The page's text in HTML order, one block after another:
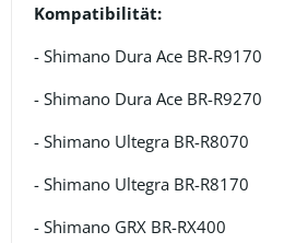
Kompatibilität:
- Shimano Dura Ace BR-R9170
- Shimano Dura Ace BR-R9270
- Shimano Ultegra BR-R8070
- Shimano Ultegra BR-R8170
- Shimano GRX BR-RX400